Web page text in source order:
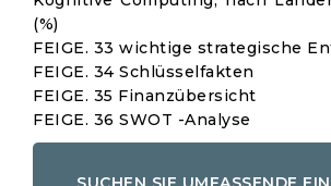
(%)
FEIGE. 33 wichtige strategische
FEIGE. 34 Schlüsselfakten
FEIGE. 35 Finanzübersicht
FEIGE. 36 SWOT -Analyse